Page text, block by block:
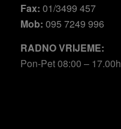
Fax: 01/3499 457
Mob: 095 7249 996
RADNO VRIJEME:
Pon-Pet 08:00 – 17.00h